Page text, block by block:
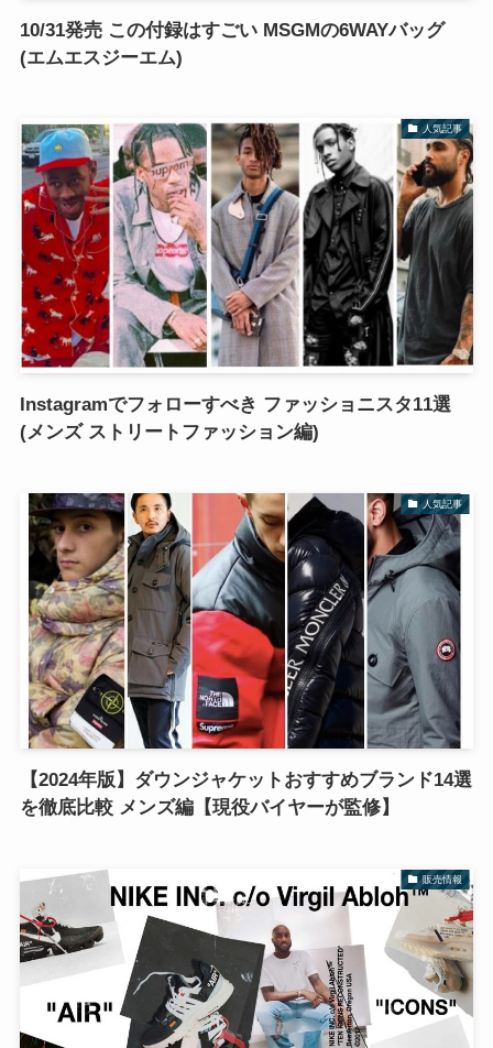
10/31発売 この付録はすごい MSGMの6WAYバッグ
(エムエスジーエム)
人気記事
Instagramでフォローすべき ファッショニスタ11選
(メンズ ストリートファッション編)
人気記事
【2024年版】ダウンジャケットおすすめブランド14選
を徹底比較 メンズ編【現役バイヤーが監修】
販売情報